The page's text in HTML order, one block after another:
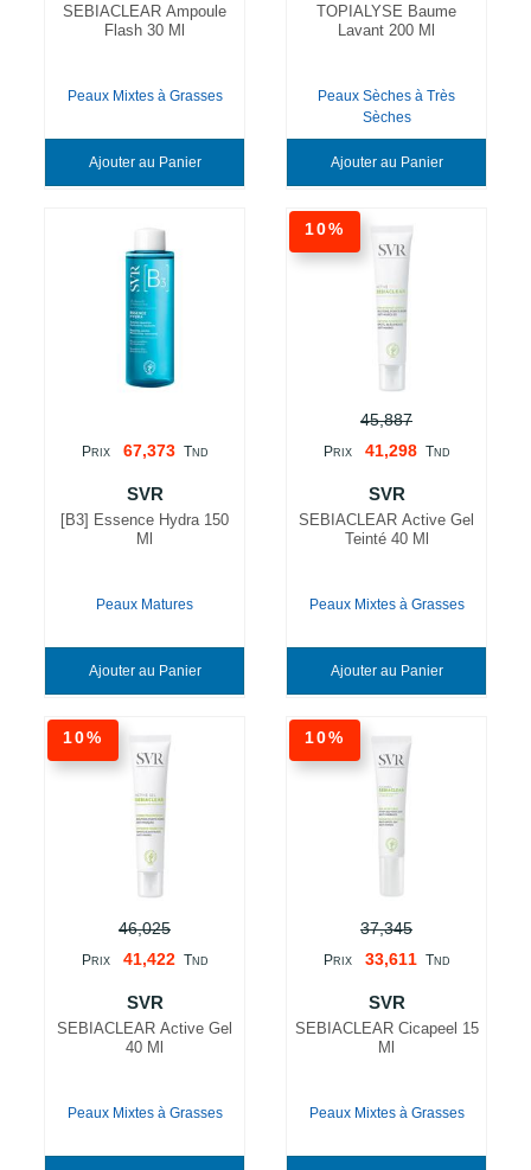
SEBIACLEAR Ampoule
Flash 30 Ml
Peaux Mixtes à Grasses
Ajouter au Panier
TOPIALYSE Baume
Lavant 200 Ml
Peaux Sèches à Très
Sèches
Ajouter au Panier
PRIX 67,373 TND
SVR
[B3] Essence Hydra 150
Ml
Peaux Matures
Ajouter au Panier
10%
45,887
PRIX 41,298 TND
SVR
SEBIACLEAR Active Gel
Teinté 40 Ml
Peaux Mixtes à Grasses
Ajouter au Panier
10%
46,025
PRIX 41,422 TND
SVR
SEBIACLEAR Active Gel
40 Ml
Peaux Mixtes à Grasses
10%
37,345
PRIX 33,611 TND
SVR
SEBIACLEAR Cicapeel 15
Ml
Peaux Mixtes à Grasses